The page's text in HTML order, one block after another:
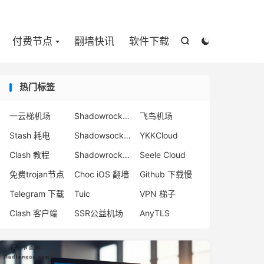


付费节点 翻墙快讯 软件下载
热门标签
一云梯机场 Shadowrocket 订阅
飞鸟机场
Stash 耗电
Shadowsocks-2022 机场
YKKCloud
Clash 教程
Shadowrocket 机场
Seele Cloud
免费trojan节点
Choc iOS 翻墙
Github 下载慢
Telegram 下载
Tuic
VPN 梯子
Clash 客户端
SSR公益机场 AnyTLS